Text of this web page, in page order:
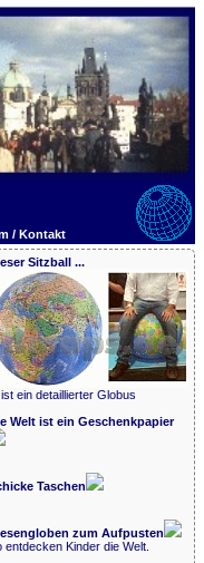
/ Kontakt
Sitzball ...
ist ein detaillierter Globus
Welt ist ein Geschenkpapier
Taschen
zum Aufpusten
entdecken Kinder die Welt.